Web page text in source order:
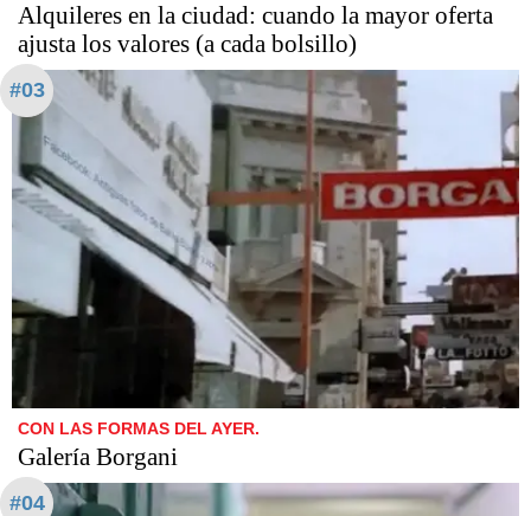
Alquileres en la ciudad: cuando la mayor oferta
ajusta los valores (a cada bolsillo)
#03
CON LAS FORMAS DEL AYER.
Galería Borgani
#04